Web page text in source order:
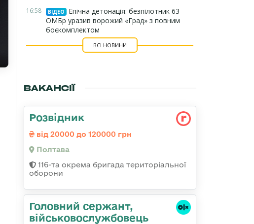
16:58 ВІДЕО
Епічна детонація: безпілотник 63
ОМБр уразив ворожий «Град» з повним
боєкомплектом
ВСІ НОВИНИ
ВАКАНСІЇ
Розвідник
від 20000 до 120000 грн
Полтава
116-та окрема бригада територіальної
оборони
Головний сержант,
військовослужбовець